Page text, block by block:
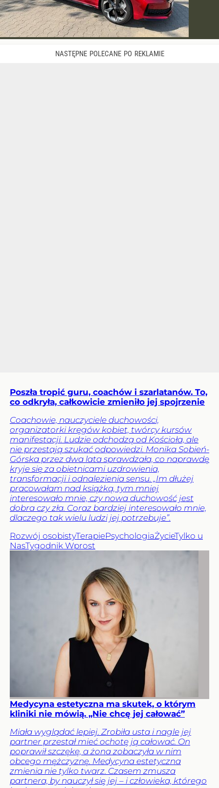
Poszła tropić guru, coachów i szarlatanów. To,
co odkryła, całkowicie zmieniło jej spojrzenie
Coachowie, nauczyciele duchowości,
organizatorki kręgów kobiet, twórcy kursów
manifestacji. Ludzie odchodzą od Kościoła, ale
nie przestają szukać odpowiedzi. Monika Sobień-
Górska przez dwa lata sprawdzała, co naprawdę
kryje się za obietnicami uzdrowienia,
transformacji i odnalezienia sensu. „Im dłużej
pracowałam nad książką, tym mniej
interesowało mnie, czy nowa duchowość jest
dobra czy zła. Coraz bardziej interesowało mnie,
dlaczego tak wielu ludzi jej potrzebuje”.
Rozwój osobistyTerapiePsychologiaŻycieTylko u
NasTygodnik Wprost
Medycyna estetyczna ma skutek, o którym
kliniki nie mówią. „Nie chcę jej całować”
Miała wyglądać lepiej. Zrobiła usta i nagle jej
partner przestał mieć ochotę ją całować. On
poprawił szczękę, a żona zobaczyła w nim
obcego mężczyznę. Medycyna estetyczna
zmienia nie tylko twarz. Czasem zmusza
partnera, by nauczył się jej – i człowieka, którego